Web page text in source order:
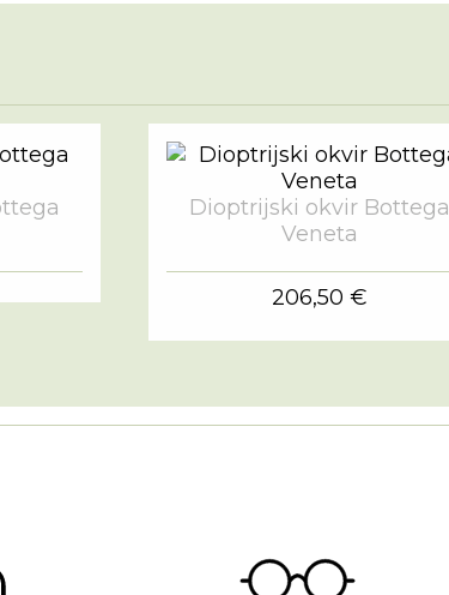
Dioptrijski okvir Bottega
Veneta
206,50 €